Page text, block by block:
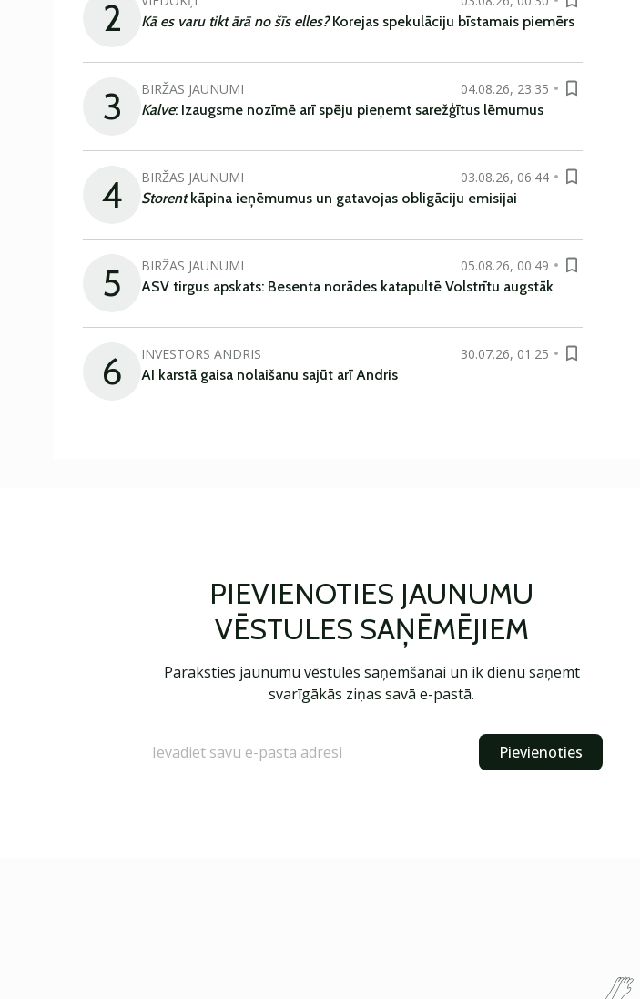
2
Kā es varu tikt ārā no šīs elles?Korejas spekulāciju bīstamais piemērs
3 BIRŽAS JAUNUMI
04.08.26, 23:35
Kalve: Izaugsme nozīmē arī spēju pieņemt sarežģītus lēmumus
4 BIRŽAS JAUNUMI
03.08.26, 06:44
Storentkāpina ieņēmumus un gatavojas obligāciju emisijai
5 BIRŽAS JAUNUMI
05.08.26, 00:49
ASV tirgus apskats: Besenta norādes katapultē Volstrītu augstāk
6 INVESTORS ANDRIS
30.07.26, 01:25
AI karstā gaisa nolaišanu sajūt arī Andris
PIEVIENOTIES JAUNUMU
VĒSTULES SAŅĒMĒJIEM
Paraksties jaunumu vēstules saņemšanai un ik dienu saņemt
svarīgākās ziņas savā e-pastā.
Pievienoties